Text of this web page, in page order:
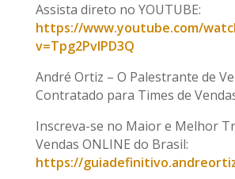
Assista direto no YOUTUBE:
https://www.youtube.com/
v=Tpg2PvIPD3Q
André Ortiz – O Palestrante de
Contratado para Times de
Inscreva-se no Maior e Melhor
Vendas ONLINE do Brasil:
https://